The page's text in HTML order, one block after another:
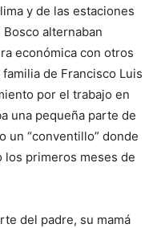
y de las estaciones
alternaban
económica con otros
de Francisco Luis
por el trabajo en
una pequeña parte de
un “conventillo” donde
los primeros meses de
del padre, su mamá